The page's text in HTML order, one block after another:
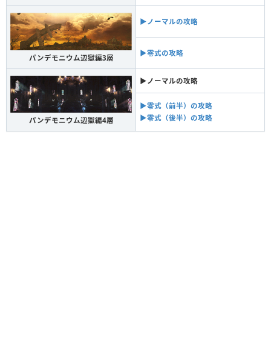
パンデモニウム辺獄編3層
▶ノーマルの攻略
▶零式の攻略
パンデモニウム辺獄編4層
▶ノーマルの攻略
▶零式（前半）の攻略
▶零式（後半）の攻略